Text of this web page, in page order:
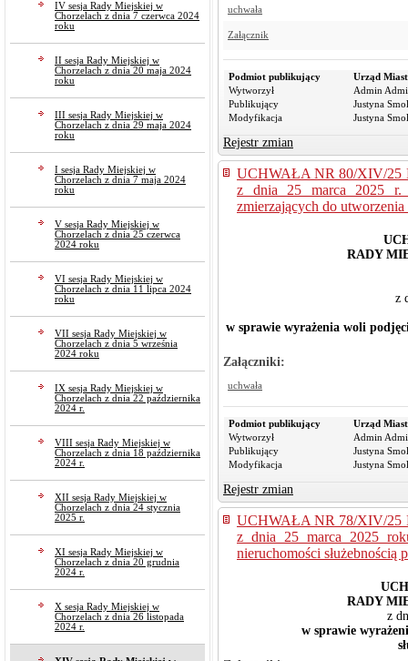
IV sesja Rady Miejskiej w
Chorzelach z dnia 7 czerwca 2024
roku
II sesja Rady Miejskiej w
Chorzelach z dnia 20 maja 2024
roku
III sesja Rady Miejskiej w
Chorzelach z dnia 29 maja 2024
roku
I sesja Rady Miejskiej w
Chorzelach z dnia 7 maja 2024
roku
V sesja Rady Miejskiej w
Chorzelach z dnia 25 czerwca
2024 roku
VI sesja Rady Miejskiej w
Chorzelach z dnia 11 lipca 2024
roku
VII sesja Rady Miejskiej w
Chorzelach z dnia 5 września
2024 roku
IX sesja Rady Miejskiej w
Chorzelach z dnia 22 października
2024 r.
VIII sesja Rady Miejskiej w
Chorzelach z dnia 18 października
2024 r.
XII sesja Rady Miejskiej w
Chorzelach z dnia 24 stycznia
2025 r.
XI sesja Rady Miejskiej w
Chorzelach z dnia 20 grudnia
2024 r.
X sesja Rady Miejskiej w
Chorzelach z dnia 26 listopada
2024 r.
uchwała
Załącznik
Podmiot publikujący
Urząd
Wytworzył
Admin
Publikujący
Justyna
Modyfikacja
Justyna
Rejestr zmian
UCHWAŁA NR 80/XIV/25
z dnia 25 marca 2025 r.
zmierzających do utworzenia
RADY
z
w sprawie wyrażenia woli
Załączniki:
uchwała
Podmiot publikujący
Urząd
Wytworzył
Admin
Publikujący
Justyna
Modyfikacja
Justyna
Rejestr zmian
UCHWAŁA NR 78/XIV/25
z dnia 25 marca 2025
nieruchomości służebnością
RADY
z
w sprawie